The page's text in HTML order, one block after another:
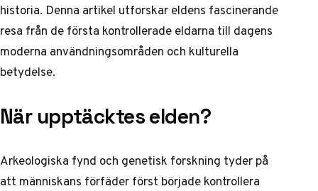
historia. Denna artikel utforskar eldens fascinerande
resa från de första kontrollerade eldarna till dagens
moderna användningsområden och kulturella
betydelse.
När upptäcktes elden?
Arkeologiska fynd och genetisk forskning tyder på
att människans förfäder först började kontrollera